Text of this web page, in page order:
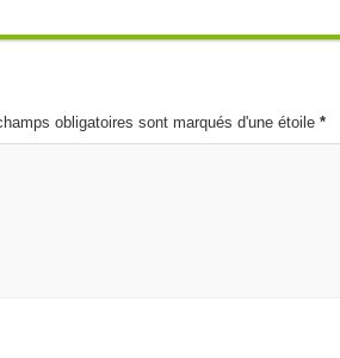
obligatoires sont marqués d'une étoile *